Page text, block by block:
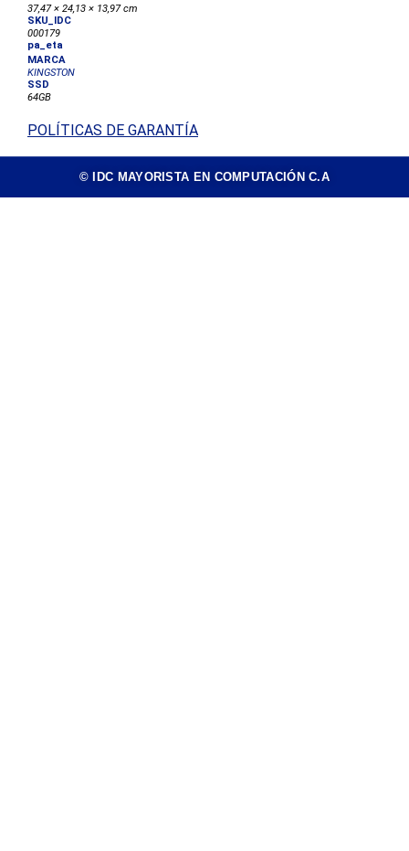
37,47 × 24,13 × 13,97 cm
SKU_IDC
000179
pa_eta
MARCA
KINGSTON
SSD
64GB
POLÍTICAS DE GARANTÍA
© IDC MAYORISTA EN COMPUTACIÓN C.A